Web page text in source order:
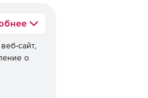
сайт,
о